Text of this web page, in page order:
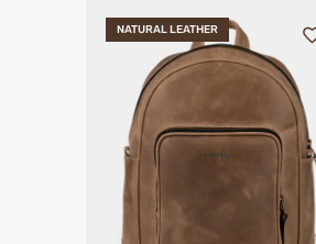
NATURAL LEATHER